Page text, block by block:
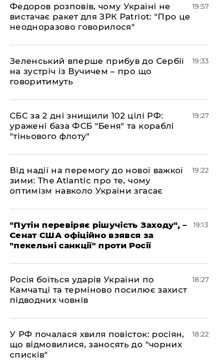
​Федоров розповів, чому Україні не
вистачає ракет для ЗРК Patriot: "Про це
неодноразово говорилося"
19:57
​Зеленський вперше прибув до Сербії
на зустріч із Вучичем – про що
говоритимуть
19:33
​СБС за 2 дні знищили 102 цілі РФ:
уражені база ФСБ "Беня" та кораблі
"тіньового флоту"
19:27
​Від надії на перемогу до нової важкої
зими: The Atlantic про те, чому
оптимізм навколо України згасає
19:22
​"Путін перевіряє рішучість Заходу", –
Сенат США офіційно взявся за
"пекельні санкції" проти Росії
19:13
​Росія боїться ударів України по
Камчатці та терміново посилює захист
підводних човнів
18:27
​У РФ почалася хвиля повісток: росіян,
що відмовилися, заносять до "чорних
списків"
18:22